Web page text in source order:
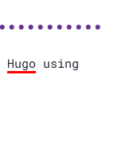
Hugo using